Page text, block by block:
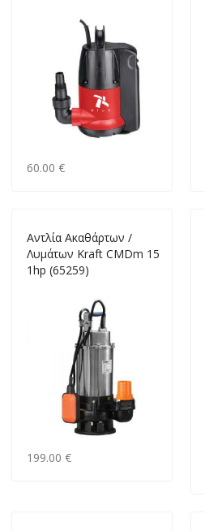
60.00 €
Αντλία Ακαθάρτων /
Λυμάτων Kraft CMDm 15
1hp (65259)
199.00 €